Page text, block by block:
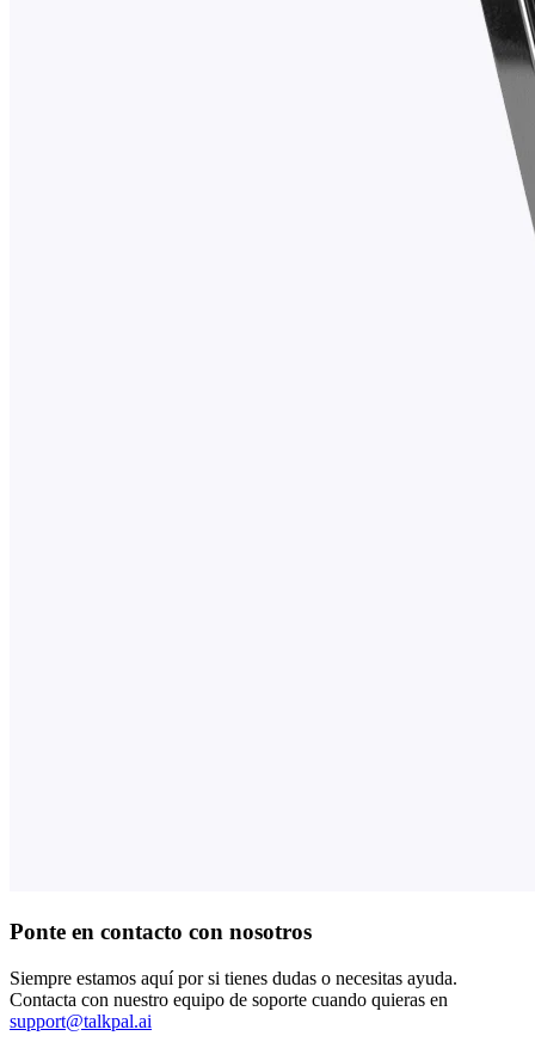
Ponte en contacto con nosotros
Siempre estamos aquí por si tienes dudas o necesitas ayuda.
Contacta con nuestro equipo de soporte cuando quieras en
support@talkpal.ai